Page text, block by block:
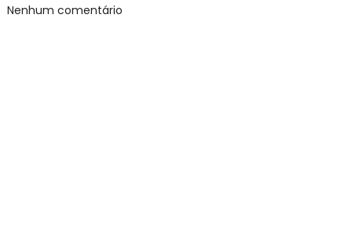
Nenhum comentário